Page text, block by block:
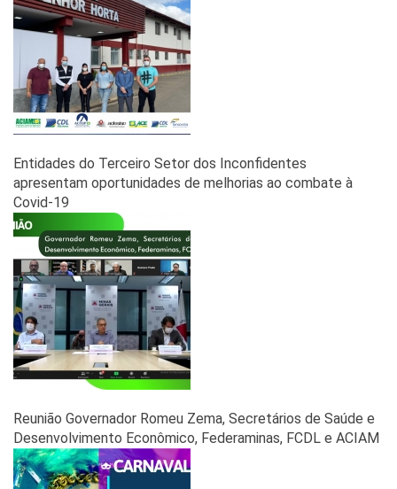
Entidades do Terceiro Setor dos Inconﬁdentes
apresentam oportunidades de melhorias ao combate à
Covid-19
Reunião Governador Romeu Zema, Secretários de Saúde e
Desenvolvimento Econômico, Federaminas, FCDL e ACIAM